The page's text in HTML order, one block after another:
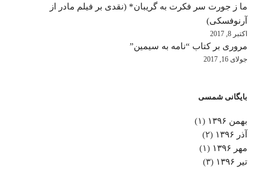
ما ز جورت سر فکرت به گریبان* (نقدی بر فیلم مادر از
آرنوفسکی)
اکتبر 8, 2017
مروری بر کتاب “نامه به سیمین”
جولای 16, 2017
بایگانی شمسی
بهمن ۱۳۹۶
(۱)
آذر ۱۳۹۶
(۲)
مهر ۱۳۹۶
(۱)
تیر ۱۳۹۶
(۳)